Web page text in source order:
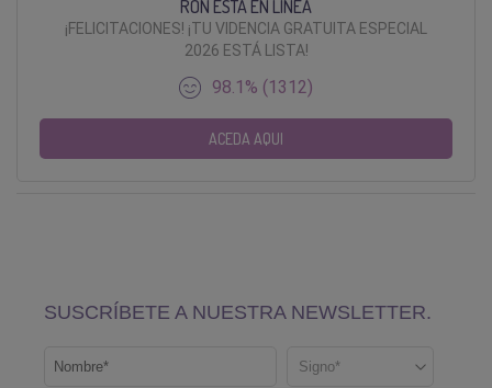
RON ESTÁ EN LÍNEA
¡FELICITACIONES! ¡TU VIDENCIA GRATUITA ESPECIAL
2026 ESTÁ LISTA!
98.1% (1312)
ACEDA AQUI